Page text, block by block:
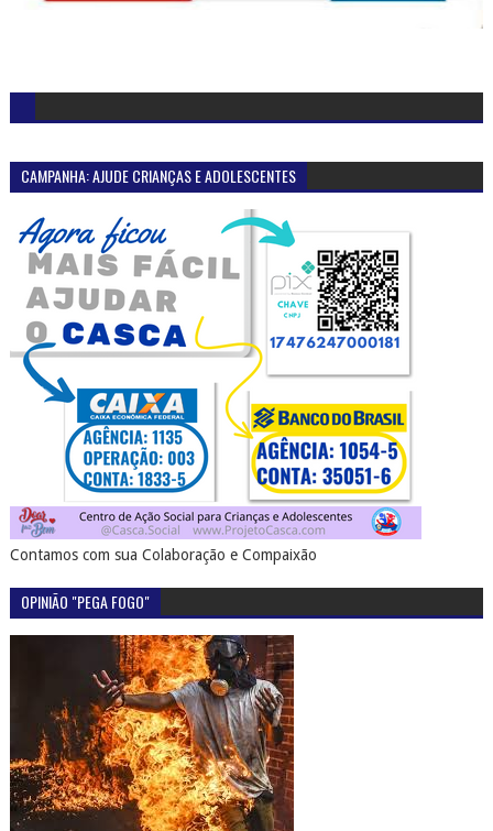
CAMPANHA: AJUDE CRIANÇAS E ADOLESCENTES
Contamos com sua Colaboração e Compaixão
OPINIÃO "PEGA FOGO"